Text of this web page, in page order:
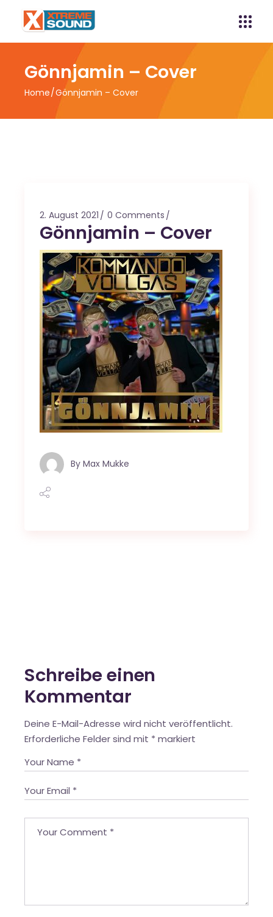
Gönnjamin – Cover
Home Gönnjamin – Cover
2. August 2021 0 Comments
Gönnjamin – Cover
By Max Mukke
Schreibe einen
Kommentar
Deine E-Mail-Adresse wird nicht veröffentlicht.
Erforderliche Felder sind mit * markiert